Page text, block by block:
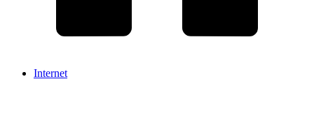
Internet